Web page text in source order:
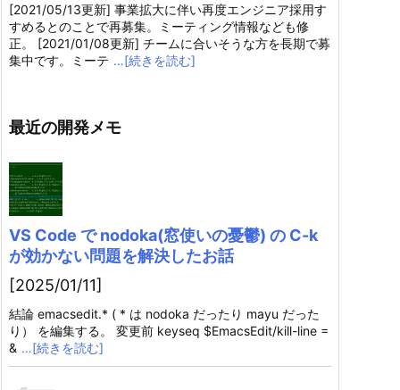
[2021/05/13更新] 事業拡大に伴い再度エンジニア採用す
すめるとのことで再募集。ミーティング情報なども修
正。 [2021/01/08更新] チームに合いそうな方を長期で募
集中です。ミーテ …[続きを読む]
最近の開発メモ
VS Code で nodoka(窓使いの憂鬱) の C-k
が効かない問題を解決したお話
[2025/01/11]
結論 emacsedit.* ( * は nodoka だったり mayu だった
り） を編集する。 変更前 keyseq $EmacsEdit/kill-line =
& …[続きを読む]